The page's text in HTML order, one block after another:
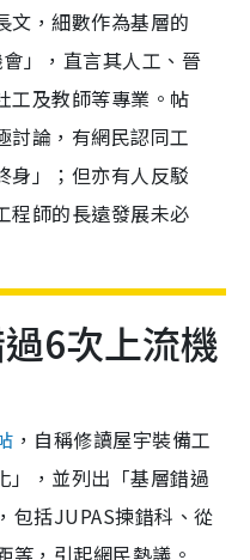
文，細數作為基層的
」，直言其人工、晉
工及教師等專業。帖
討論，有網民認同工
身」；但亦有人反駁
程師的長遠發展未必
6次上流機
，自稱修讀屋宇裝備工
」，並列出「基層錯過
包括JUPAS揀錯科、從